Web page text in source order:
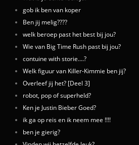
gob ik ben van koper
Ben jij melig????
welk beroep past het best bij jou?
Wie van Big Time Rush past bij jou?
contuine with storie....?
Welk figuur van Killer-Kimmie ben jij?
Overleef jij het? [Deel 3]
robot, pop of superheld?
Ken je Justin Bieber Goed?
ik ga op reis en ik neem mee !!!!
ben je gierig?